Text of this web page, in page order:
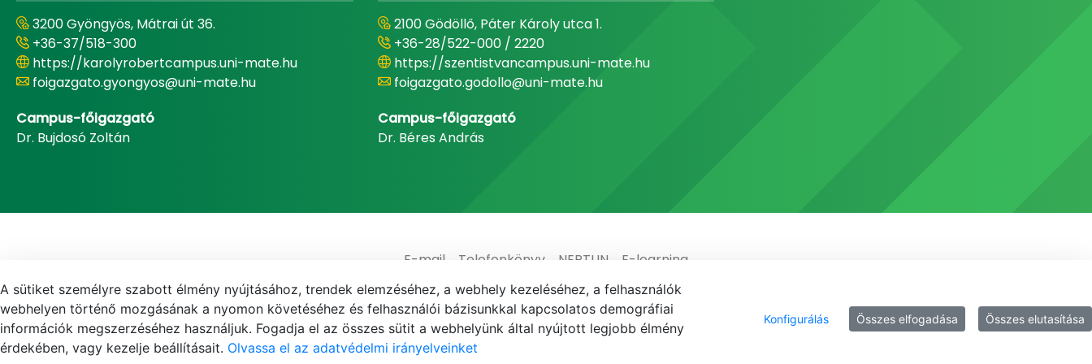
3200 Gyöngyös, Mátrai út 36.
+36-37/518-300
https://karolyrobertcampus.uni-mate.hu
foigazgato.gyongyos@uni-mate.hu
Campus-főigazgató
Dr. Bujdosó Zoltán
2100 Gödöllő, Páter Károly utca 1.
+36-28/522-000 / 2220
https://szentistvancampus.uni-mate.hu
foigazgato.godollo@uni-mate.hu
Campus-főigazgató
Dr. Béres András
E-mail Telefonkönyv NEPTUN E-learning
A sütiket személyre szabott élmény nyújtásához, trendek elemzéséhez, a webhely kezeléséhez, a felhasználók
webhelyen történő mozgásának a nyomon követéséhez és felhasználói bázisunkkal kapcsolatos demográfiai
információk megszerzéséhez használjuk. Fogadja el az összes sütit a webhelyünk által nyújtott legjobb élmény
érdekében, vagy kezelje beállításait. Olvassa el az adatvédelmi irányelveinket
Konfigurálás Összes elfogadása Összes elutasítása